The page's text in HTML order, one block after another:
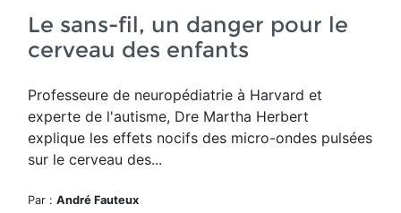
Le sans-fil, un danger pour le
cerveau des enfants
Professeure de neuropédiatrie à Harvard et
experte de l'autisme, Dre Martha Herbert
explique les effets nocifs des micro-ondes pulsées
sur le cerveau des...
Par : André Fauteux